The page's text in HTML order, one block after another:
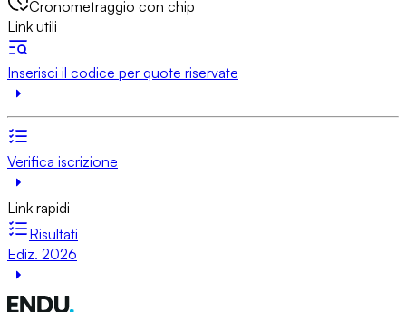
Cronometraggio con chip
Link utili
Inserisci il codice per quote riservate
Verifica iscrizione
Link rapidi
Risultati
Ediz. 2026